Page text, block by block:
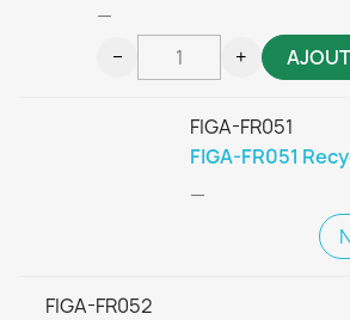
—
− +
FIGA-FR051
FIGA-FR051
—
FIGA-FR052